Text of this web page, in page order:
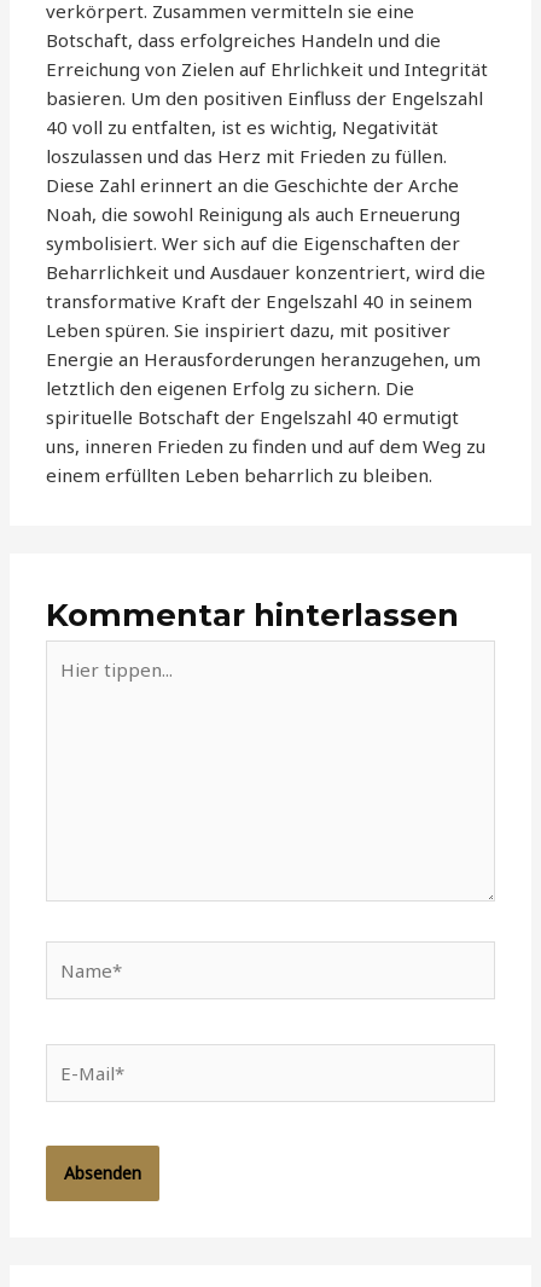
verkörpert. Zusammen vermitteln sie eine
Botschaft, dass erfolgreiches Handeln und die
Erreichung von Zielen auf Ehrlichkeit und Integrität
basieren. Um den positiven Einfluss der Engelszahl
40 voll zu entfalten, ist es wichtig, Negativität
loszulassen und das Herz mit Frieden zu füllen.
Diese Zahl erinnert an die Geschichte der Arche
Noah, die sowohl Reinigung als auch Erneuerung
symbolisiert. Wer sich auf die Eigenschaften der
Beharrlichkeit und Ausdauer konzentriert, wird die
transformative Kraft der Engelszahl 40 in seinem
Leben spüren. Sie inspiriert dazu, mit positiver
Energie an Herausforderungen heranzugehen, um
letztlich den eigenen Erfolg zu sichern. Die
spirituelle Botschaft der Engelszahl 40 ermutigt
uns, inneren Frieden zu finden und auf dem Weg zu
einem erfüllten Leben beharrlich zu bleiben.
Kommentar hinterlassen
tippen...
Mail*